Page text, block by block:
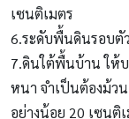
เซนติเมตร
6.ระดับพื้นดินรอบตั
7.ดินใต้พื้นบ้าน ให้
หนา จำเป็นต้องม้ว
อย่างน้อย 20 เซนติ